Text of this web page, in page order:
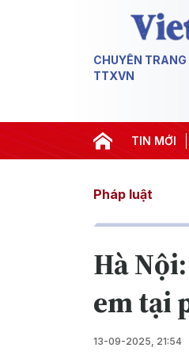
CHUYÊN
TTXVN
TIN MỚI
#Căng thẳng Trung
Pháp luật
Hà
em tại
13-09-2025, 21:54